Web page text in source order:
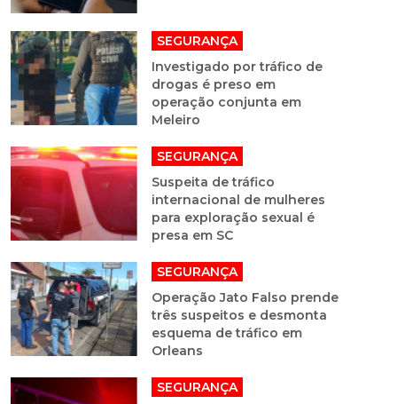
SEGURANÇA
Investigado por tráfico de
drogas é preso em
operação conjunta em
Meleiro
SEGURANÇA
Suspeita de tráfico
internacional de mulheres
para exploração sexual é
presa em SC
SEGURANÇA
Operação Jato Falso prende
três suspeitos e desmonta
esquema de tráfico em
Orleans
SEGURANÇA